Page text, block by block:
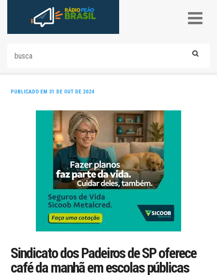
PUBLICADO EM 31 DE OUT DE 2024
Sindicato dos Padeiros de SP oferece
café da manhã em escolas públicas